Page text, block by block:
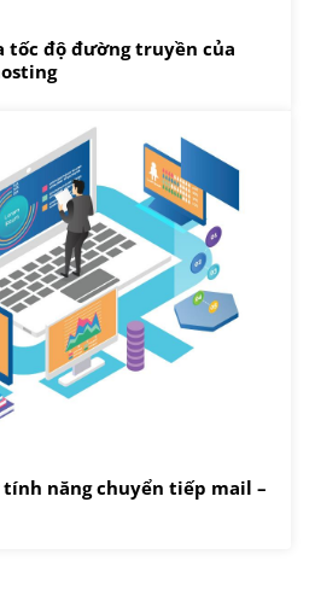
tốc độ đường truyền của
tính năng chuyển tiếp mail –